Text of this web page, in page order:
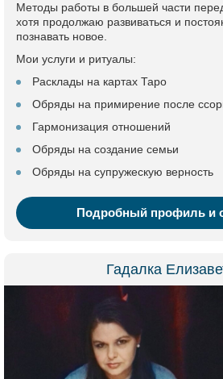
Методы работы в большей части
хотя продолжаю развиваться и
познавать новое.
Мои услуги и ритуалы:
Расклады на картах Таро
Обряды на примирение после
Гармонизация отношений
Обряды на создание семьи
Обряды на супружескую верность
Подробный профиль и
Гадалка